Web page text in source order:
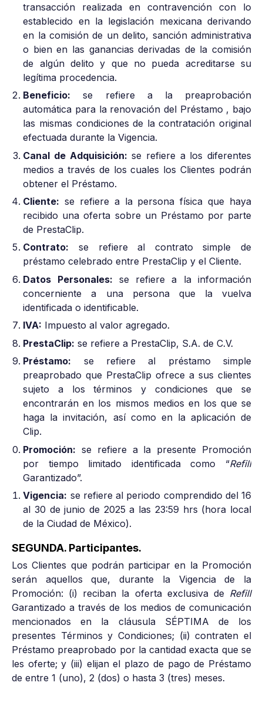
transacción realizada en contravención con lo
establecido en la legislación mexicana derivando
en la comisión de un delito, sanción administrativa
o bien en las ganancias derivadas de la comisión
de algún delito y que no pueda acreditarse su
legítima procedencia.
Beneficio: se refiere a la preaprobación
automática para la renovación del Préstamo , bajo
las mismas condiciones de la contratación original
efectuada durante la Vigencia.
Canal de Adquisición: se refiere a los diferentes
medios a través de los cuales los Clientes podrán
obtener el Préstamo.
Cliente: se refiere a la persona física que haya
recibido una oferta sobre un Préstamo por parte
de PrestaClip.
Contrato: se refiere al contrato simple de
préstamo celebrado entre PrestaClip y el Cliente.
Datos Personales: se refiere a la información
concerniente a una persona que la vuelva
identificada o identificable.
IVA: Impuesto al valor agregado.
PrestaClip: se refiere a PrestaClip, S.A. de C.V.
Préstamo: se refiere al préstamo simple
preaprobado que PrestaClip ofrece a sus clientes
sujeto a los términos y condiciones que se
encontrarán en los mismos medios en los que se
haga la invitación, así como en la aplicación de
Clip.
Promoción: se refiere a la presente Promoción
por tiempo limitado identificada como “Refill
Garantizado”.
Vigencia: se refiere al periodo comprendido del 16
al 30 de junio de 2025 a las 23:59 hrs (hora local
de la Ciudad de México).
SEGUNDA. Participantes.
Los Clientes que podrán participar en la Promoción
serán aquellos que, durante la Vigencia de la
Promoción: (i) reciban la oferta exclusiva de Refill
Garantizado a través de los medios de comunicación
mencionados en la cláusula SÉPTIMA de los
presentes Términos y Condiciones; (ii) contraten el
Préstamo preaprobado por la cantidad exacta que se
les oferte; y (iii) elijan el plazo de pago de Préstamo
de entre 1 (uno), 2 (dos) o hasta 3 (tres) meses.